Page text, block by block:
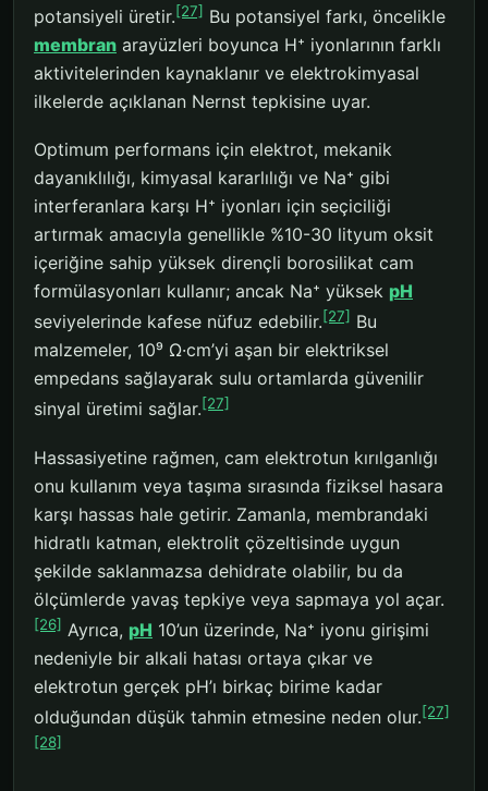
potansiyeli üretir.[27] Bu potansiyel farkı, öncelikle
membran arayüzleri boyunca H⁺ iyonlarının farklı
aktivitelerinden kaynaklanır ve elektrokimyasal
ilkelerde açıklanan Nernst tepkisine uyar.
Optimum performans için elektrot, mekanik
dayanıklılığı, kimyasal kararlılığı ve Na⁺ gibi
interferanlara karşı H⁺ iyonları için seçiciliği
artırmak amacıyla genellikle %10-30 lityum oksit
içeriğine sahip yüksek dirençli borosilikat cam
formülasyonları kullanır; ancak Na⁺ yüksek pH
seviyelerinde kafese nüfuz edebilir.[27] Bu
malzemeler, 10⁹ Ω·cm’yi aşan bir elektriksel
empedans sağlayarak sulu ortamlarda güvenilir
sinyal üretimi sağlar.[27]
Hassasiyetine rağmen, cam elektrotun kırılganlığı
onu kullanım veya taşıma sırasında fiziksel hasara
karşı hassas hale getirir. Zamanla, membrandaki
hidratlı katman, elektrolit çözeltisinde uygun
şekilde saklanmazsa dehidrate olabilir, bu da
ölçümlerde yavaş tepkiye veya sapmaya yol açar.
[26] Ayrıca, pH 10’un üzerinde, Na⁺ iyonu girişimi
nedeniyle bir alkali hatası ortaya çıkar ve
elektrotun gerçek pH’ı birkaç birime kadar
olduğundan düşük tahmin etmesine neden olur.[27]
[28]